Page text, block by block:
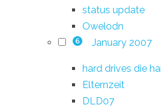
status update
Owelodn
6 January 2007
hard drives die
Elternzeit
DLD07